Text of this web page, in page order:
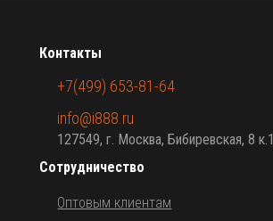
Сотрудничество
Оптовым клиентам
Контакты
+7(499) 653-81-64
info@i888.ru
127549, г. Москва, Бибиревская, 8 к.1